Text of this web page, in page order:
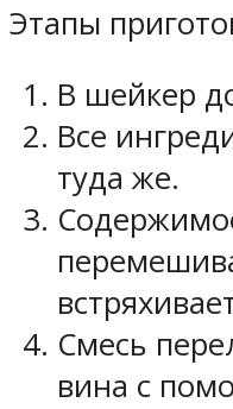
Этапы
В шейкер
Все
туда же.
Смесь
вина с